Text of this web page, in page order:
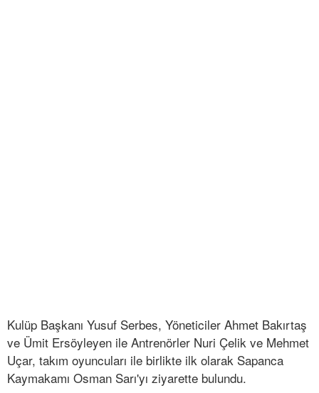
Kulüp Başkanı Yusuf Serbes, Yöneticiler Ahmet Bakırtaş
ve Ümit Ersöyleyen ile Antrenörler Nuri Çelik ve Mehmet
Uçar, takım oyuncuları ile birlikte ilk olarak Sapanca
Kaymakamı Osman Sarı'yı ziyarette bulundu.